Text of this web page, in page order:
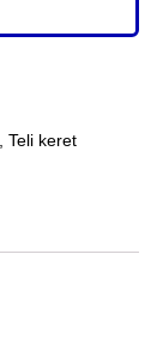
Teli keret